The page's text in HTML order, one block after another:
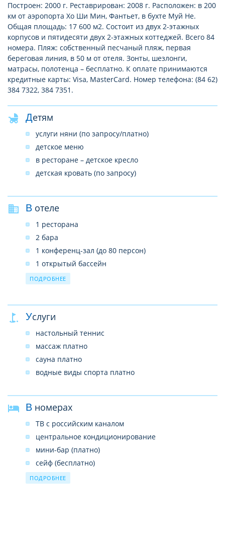
Построен: 2000 г. Реставрирован: 2008 г. Расположен: в 200
км от аэропорта Хо Ши Мин, Фантьет, в бухте Муй Не.
Общая площадь: 17 600 м2. Состоит из двух 2-этажных
корпусов и пятидесяти двух 2-этажных коттеджей. Всего 84
номера. Пляж: собственный песчаный пляж, первая
береговая линия, в 50 м от отеля. Зонты, шезлонги,
матрасы, полотенца – бесплатно. К оплате принимаются
кредитные карты: Visa, MasterCard. Номер телефона: (84 62)
384 7322, 384 7351.
Детям
услуги няни (по запросу/платно)
детское меню
в ресторане – детское кресло
детская кровать (по запросу)
В отеле
1 ресторана
2 бара
1 конференц-зал (до 80 персон)
1 открытый бассейн
1 теннисный корт (с жестким покрытием)
салон красоты
СПА–центр
услуги врача
ПОДРОБНЕЕ
Услуги
настольный теннис
массаж платно
сауна платно
водные виды спорта платно
В номерах
ТВ с российским каналом
центральное кондиционирование
мини-бар (платно)
сейф (бесплатно)
душ
ПОДРОБНЕЕ